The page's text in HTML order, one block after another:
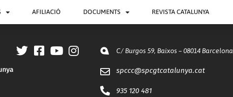
AFILIACIÓ DOCUMENTS REVISTA CATALUNYA
C/ Burgos 59, Baixos – 08014 Barcelona
spccc@spcgtcatalunya.cat
935 120 481